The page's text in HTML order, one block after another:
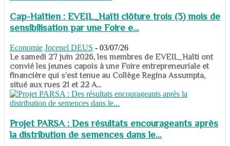
Cap-Haïtien : EVEIL_Haïti clôture trois (3) mois de
sensibilisation par une Foire e...
Economie Jocenel DEUS - 03/07/26
Le samedi 27 juin 2026, les membres de EVEIL_Haïti ont
convié les jeunes capois à une Foire entrepreneuriale et
financière qui s’est tenue au Collège Regina Assumpta,
situé aux rues 21 et 22 A...
Projet PARSA : Des résultats encourageants après
la distribution de semences dans le...